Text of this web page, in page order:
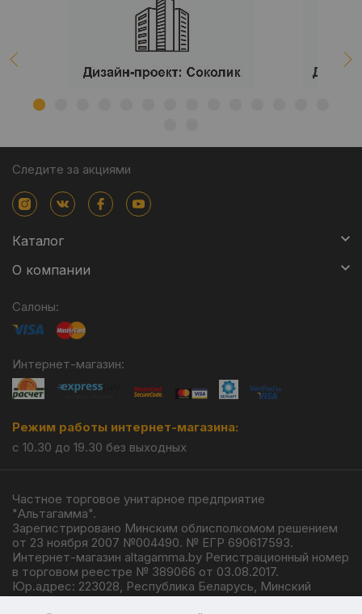
Следите за акциями
Каталог
О компании
Салоны:
Интернет-магазин:
Режим работы интернет-магазина:
с 10.30 до 19.30 без выходных
Частное торговое унитарное предприятие
"Альтагамма".
Зарегистрировано Минским облисполкомом решением
от 23 ноября 2007 №004490. № ЕГР 690617593.
Интернет-магазин altagamma.by Регистрационный номер
в торговом реестре № 389066 от 03.08.2017.
Юр.адрес: 223028, Республика Беларусь, Минский
район, г.п. Ждановичи, ул. Линейная, 4/1.